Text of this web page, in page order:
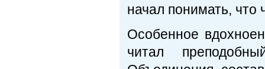
начал понимать, что
Особенное
читал